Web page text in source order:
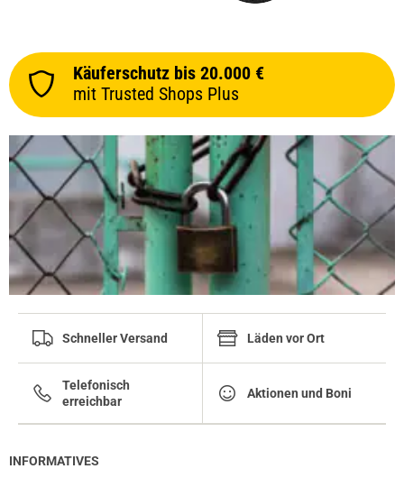
Käuferschutz bis 20.000 €
mit Trusted Shops Plus
Schneller Versand Läden vor Ort
Telefonisch
erreichbar
Aktionen und Boni
INFORMATIVES